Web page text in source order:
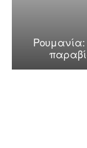
Ρουμανία: